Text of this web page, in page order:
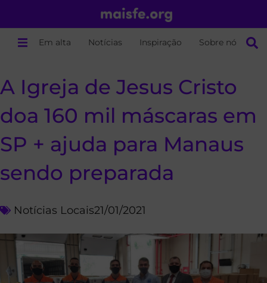
Em alta Notícias Inspiração Sobre nós
A Igreja de Jesus Cristo
doa 160 mil máscaras em
SP + ajuda para Manaus
sendo preparada
Notícias Locais21/01/2021